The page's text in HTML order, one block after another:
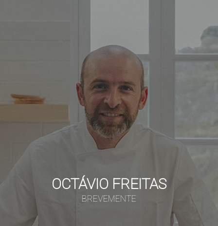
OCTÁVIO FREITAS
BREVEMENTE